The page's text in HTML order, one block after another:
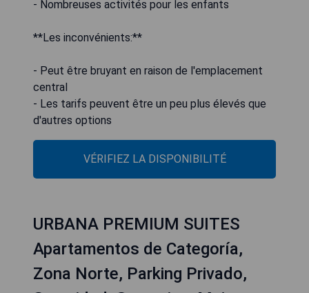
- Nombreuses activités pour les enfants
**Les inconvénients:**
- Peut être bruyant en raison de l'emplacement
central
- Les tarifs peuvent être un peu plus élevés que
d'autres options
VÉRIFIEZ LA DISPONIBILITÉ
URBANA PREMIUM SUITES
Apartamentos de Categoría,
Zona Norte, Parking Privado,